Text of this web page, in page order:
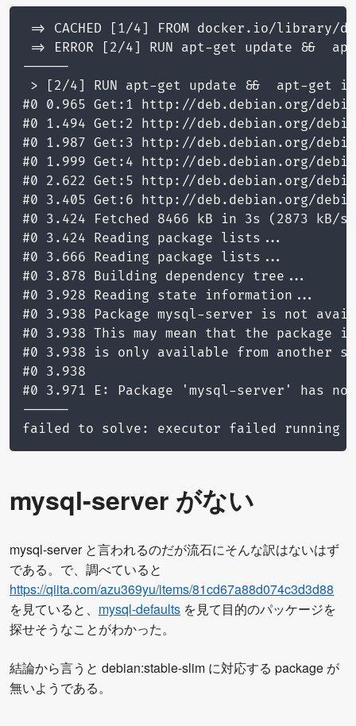
=> CACHED [1/4] FROM docker.io/
=> ERROR [2/4] RUN apt-get update &&
------
> [2/4] RUN apt-get update &&  apt-
#0 0.965 Get:1 http://deb.debian.org/
#0 1.494 Get:2 http://deb.debian.org/
#0 1.987 Get:3 http://deb.debian.org/
#0 1.999 Get:4 http://deb.debian.org/
#0 2.622 Get:5 http://deb.debian.org/
#0 3.405 Get:6 http://deb.debian.org/
#0 3.424 Fetched 8466 kB in 3s (2873 kB/s)
#0 3.424 Reading package lists...
#0 3.666 Reading package lists...
#0 3.878 Building dependency tree...
#0 3.928 Reading state information...
#0 3.938 Package mysql-server is not
#0 3.938 This may mean that the package
#0 3.938 is only available from another
#0 3.938
#0 3.971 E: Package 'mysql-server' has
------
failed to solve: executor failed running
mysql-server がない
mysql-server と言われるのだが流石にそんな訳はないはず
である。で、調べていると
https://qiita.com/azu369yu/items/81cd67a88d074c3d3d88
を見ていると、 mysql-defaults を見て目的のパッケージを
探せそうなことがわかった。
結論から言うと debian:stable-slim に対応する package が
無いようである。